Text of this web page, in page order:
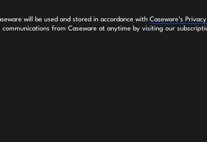
will be used and stored in accordance with Caseware’s
from Caseware at anytime by visiting our